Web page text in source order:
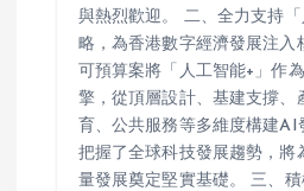
與熱烈歡迎。 二、全力支持
略，為香港數字經濟發展注入
可預算案將「人工智能+」作
擎，從頂層設計、基建支撐、
育、公共服務等多維度構建AI
把握了全球科技發展趨勢，將
量發展奠定堅實基礎。 三、